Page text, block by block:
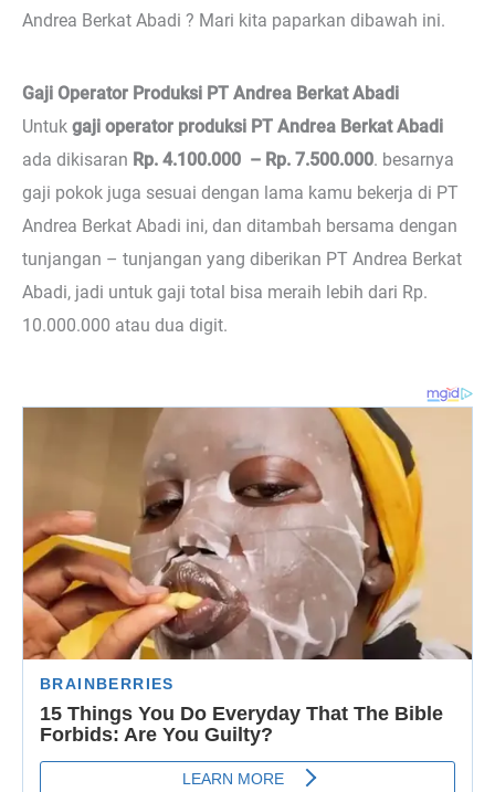
Andrea Berkat Abadi ? Mari kita paparkan dibawah ini.
Gaji Operator Produksi PT Andrea Berkat Abadi
Untuk gaji operator produksi PT Andrea Berkat Abadi
ada dikisaran Rp. 4.100.000 – Rp. 7.500.000. besarnya
gaji pokok juga sesuai dengan lama kamu bekerja di PT
Andrea Berkat Abadi ini, dan ditambah bersama dengan
tunjangan – tunjangan yang diberikan PT Andrea Berkat
Abadi, jadi untuk gaji total bisa meraih lebih dari Rp.
10.000.000 atau dua digit.